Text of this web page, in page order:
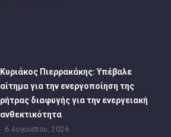
Κυριάκος Πιερρακάκης: Υπέβαλε
αίτημα για την ενεργοποίηση της
ρήτρας διαφυγής για την ενεργειακή
ανθεκτικότητα
6 Αυγούστου, 2026